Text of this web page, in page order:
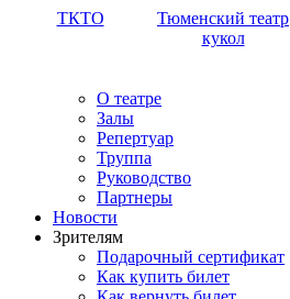
ТКТО
Тюменский театр
кукол
О театре
Залы
Репертуар
Труппа
Руководство
Партнеры
Новости
Зрителям
Подарочный сертификат
Как купить билет